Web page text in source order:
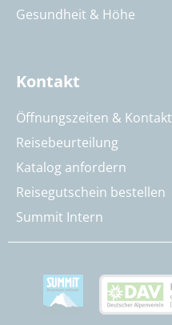
Gesundheit & Höhe
Kontakt
Öffnungszeiten & Kontakt
Reisebeurteilung
Katalog anfordern
Reisegutschein bestellen
Summit Intern